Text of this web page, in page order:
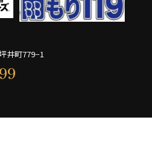
井町779−1